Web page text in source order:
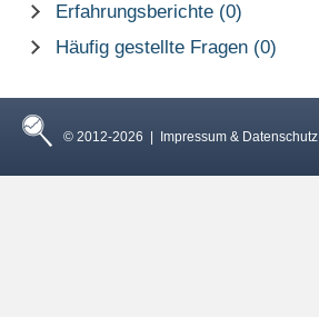
Erfahrungsberichte (0)
Häufig gestellte Fragen (0)
© 2012-2026 | Impressum & Datenschutz